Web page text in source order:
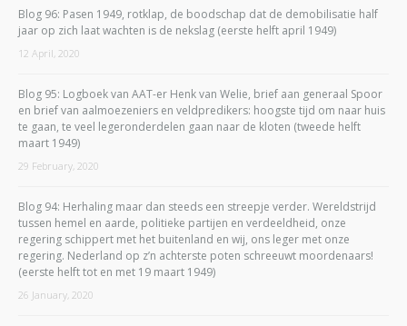
Blog 96: Pasen 1949, rotklap, de boodschap dat de demobilisatie half
jaar op zich laat wachten is de nekslag (eerste helft april 1949)
12 April, 2020
Blog 95: Logboek van AAT-er Henk van Welie, brief aan generaal Spoor
en brief van aalmoezeniers en veldpredikers: hoogste tijd om naar huis
te gaan, te veel legeronderdelen gaan naar de kloten (tweede helft
maart 1949)
29 February, 2020
Blog 94: Herhaling maar dan steeds een streepje verder. Wereldstrijd
tussen hemel en aarde, politieke partijen en verdeeldheid, onze
regering schippert met het buitenland en wij, ons leger met onze
regering. Nederland op z’n achterste poten schreeuwt moordenaars!
(eerste helft tot en met 19 maart 1949)
26 January, 2020